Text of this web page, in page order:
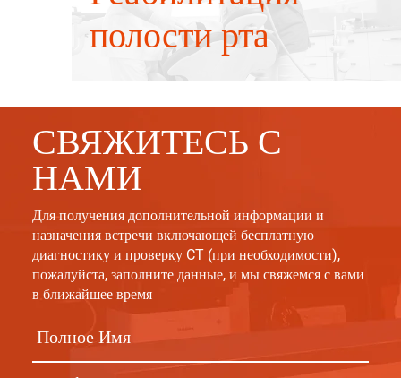
полости рта
СВЯЖИТЕСЬ С
НАМИ
Для получения дополнительной информации и
назначения встречи включающей бесплатную
диагностику и проверку CT (при необходимости),
пожалуйста, заполните данные, и мы свяжемся с вами
в ближайшее время